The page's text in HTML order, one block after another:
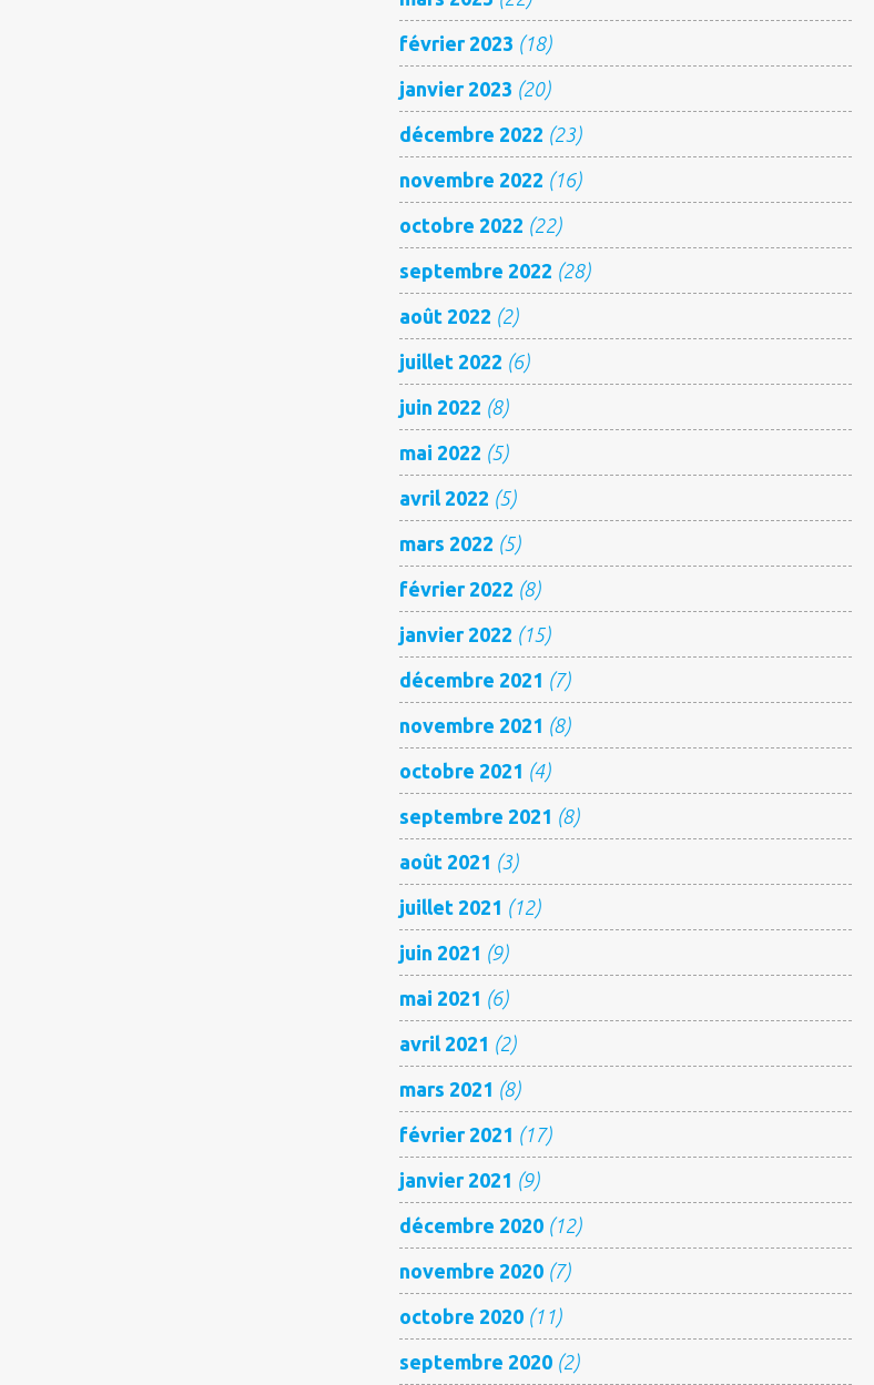
février 2023 (18)
janvier 2023 (20)
décembre 2022 (23)
novembre 2022 (16)
octobre 2022 (22)
septembre 2022 (28)
août 2022 (2)
juillet 2022 (6)
juin 2022 (8)
mai 2022 (5)
avril 2022 (5)
mars 2022 (5)
février 2022 (8)
janvier 2022 (15)
décembre 2021 (7)
novembre 2021 (8)
octobre 2021 (4)
septembre 2021 (8)
août 2021 (3)
juillet 2021 (12)
juin 2021 (9)
mai 2021 (6)
avril 2021 (2)
mars 2021 (8)
février 2021 (17)
janvier 2021 (9)
décembre 2020 (12)
novembre 2020 (7)
octobre 2020 (11)
septembre 2020 (2)